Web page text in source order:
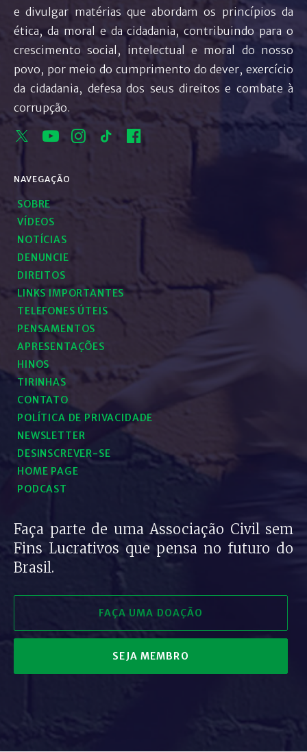
e divulgar matérias que abordam os princípios da
ética, da moral e da cidadania, contribuindo para o
crescimento social, intelectual e moral do nosso
povo, por meio do cumprimento do dever, exercício
da cidadania, defesa dos seus direitos e combate à
corrupção.
NAVEGAÇÃO
SOBRE
VÍDEOS
NOTÍCIAS
DENUNCIE
DIREITOS
LINKS IMPORTANTES
TELEFONES ÚTEIS
PENSAMENTOS
APRESENTAÇÕES
HINOS
TIRINHAS
CONTATO
POLÍTICA DE PRIVACIDADE
NEWSLETTER
DESINSCREVER-SE
HOME PAGE
PODCAST
Faça parte de uma Associação Civil sem
Fins Lucrativos que pensa no futuro do
Brasil.
FAÇA UMA DOAÇÃO
SEJA MEMBRO